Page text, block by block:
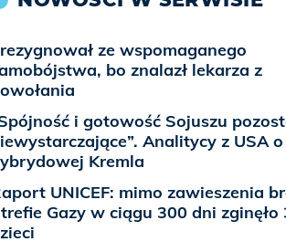
ze wspomaganego
bo znalazł lekarza z
i gotowość Sojuszu
Analitycy z USA
Kremla
UNICEF: mimo zawieszenia
Gazy w ciągu 300 dni zginęło